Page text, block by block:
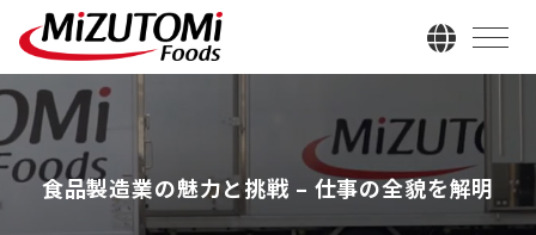
食品製造業の魅力と挑戦 – 仕事の全貌を解明